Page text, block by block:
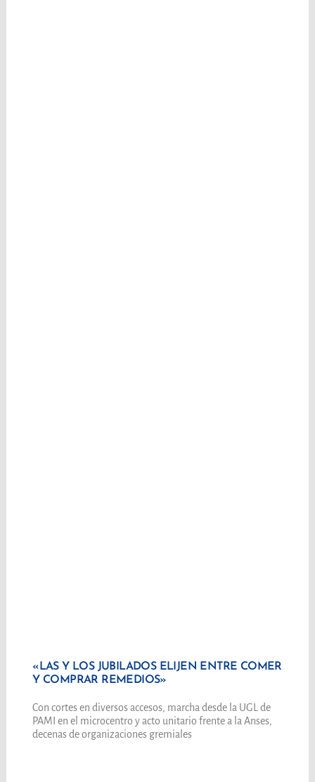
«LAS Y LOS JUBILADOS ELIJEN ENTRE COMER
Y COMPRAR REMEDIOS»
Con cortes en diversos accesos, marcha desde la UGL de
PAMI en el microcentro y acto unitario frente a la Anses,
decenas de organizaciones gremiales